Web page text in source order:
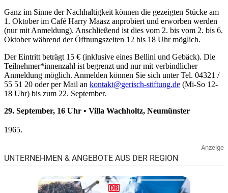
Ganz im Sinne der Nachhaltigkeit können die gezeigten Stücke am
1. Oktober im Café Harry Maasz anprobiert und erworben werden
(nur mit Anmeldung). Anschließend ist dies vom 2. bis vom 2. bis 6.
Oktober während der Öffnungszeiten 12 bis 18 Uhr möglich.
Der Eintritt beträgt 15 € (inklusive eines Bellini und Gebäck). Die
Teilnehmer*innenzahl ist begrenzt und nur mit verbindlicher
Anmeldung möglich. Anmelden können Sie sich unter Tel. 04321 /
55 51 20 oder per Mail an kontakt@gerisch-stiftung.de (Mi-So 12-
18 Uhr) bis zum 22. September.
29. September, 16 Uhr • Villa Wachholtz, Neumünster